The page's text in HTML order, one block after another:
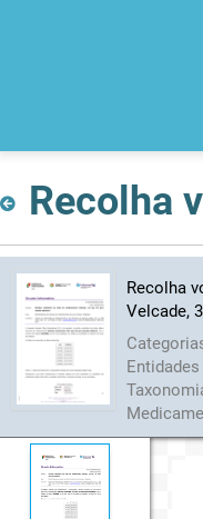
Recolha
Velcade,
Entidades